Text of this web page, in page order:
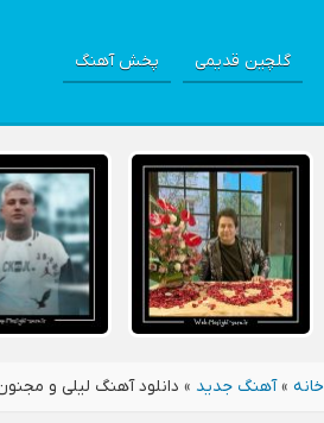
گلچین قدیمی پخش آهنگ
خانه »آهنگ جدید » دانلود آهنگ لیلی و